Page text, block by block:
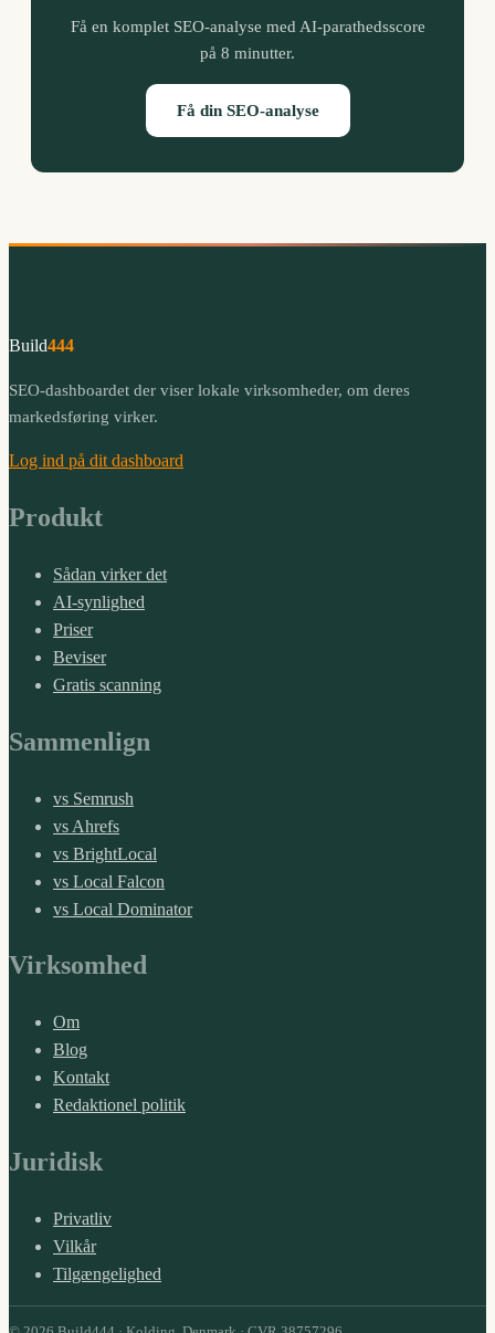
Få en komplet SEO-analyse med AI-parathedsscore
på 8 minutter.
Få din SEO-analyse
Build444
SEO-dashboardet der viser lokale virksomheder, om deres
markedsføring virker.
Log ind på dit dashboard
Produkt
Sådan virker det
AI-synlighed
Priser
Beviser
Gratis scanning
Sammenlign
vs Semrush
vs Ahrefs
vs BrightLocal
vs Local Falcon
vs Local Dominator
Virksomhed
Om
Blog
Kontakt
Redaktionel politik
Juridisk
Privatliv
Vilkår
Tilgængelighed